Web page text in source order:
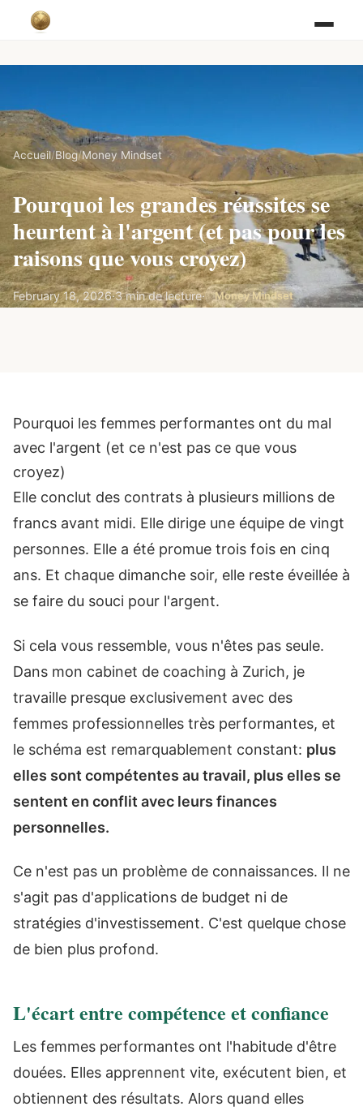
Accueil/Blog/Money Mindset
Pourquoi les grandes réussites se
heurtent à l'argent (et pas pour les
raisons que vous croyez)
February 18, 2026·3 min de lecture· Money Mindset
Pourquoi les femmes performantes ont du mal
avec l'argent (et ce n'est pas ce que vous
croyez)
Elle conclut des contrats à plusieurs millions de
francs avant midi. Elle dirige une équipe de vingt
personnes. Elle a été promue trois fois en cinq
ans. Et chaque dimanche soir, elle reste éveillée à
se faire du souci pour l'argent.
Si cela vous ressemble, vous n'êtes pas seule.
Dans mon cabinet de coaching à Zurich, je
travaille presque exclusivement avec des
femmes professionnelles très performantes, et
le schéma est remarquablement constant: plus
elles sont compétentes au travail, plus elles se
sentent en conflit avec leurs finances
personnelles.
Ce n'est pas un problème de connaissances. Il ne
s'agit pas d'applications de budget ni de
stratégies d'investissement. C'est quelque chose
de bien plus profond.
L'écart entre compétence et confiance
Les femmes performantes ont l'habitude d'être
douées. Elles apprennent vite, exécutent bien, et
obtiennent des résultats. Alors quand elles